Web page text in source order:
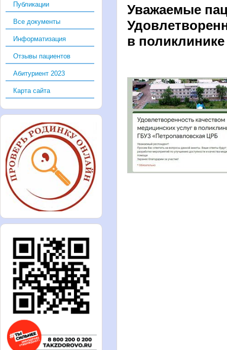
Публикации
Все документы
Информатизация
Отзывы пациентов
Абитуриент 2023
Карта сайта
Уважаемые
в